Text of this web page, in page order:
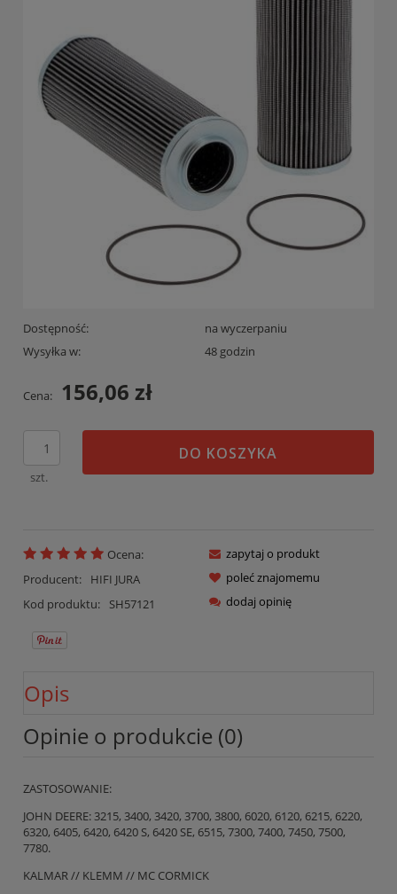
Dostępność:
na wyczerpaniu
Wysyłka w:
48 godzin
Cena: 156,06 zł
szt.
DO KOSZYKA
Ocena:
Producent:
HIFI JURA
Kod produktu:
SH57121
zapytaj o produkt
poleć znajomemu
dodaj opinię
Opis
Opinie o produkcie (0)
ZASTOSOWANIE:
JOHN DEERE: 3215, 3400, 3420, 3700, 3800, 6020, 6120, 6215, 6220,
6320, 6405, 6420, 6420 S, 6420 SE, 6515, 7300, 7400, 7450, 7500,
7780.
KALMAR // KLEMM // MC CORMICK